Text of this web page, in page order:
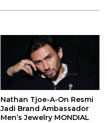
Nathan Tjoe-A-On Resmi
Jadi Brand Ambassador
Men’s Jewelry MONDIAL